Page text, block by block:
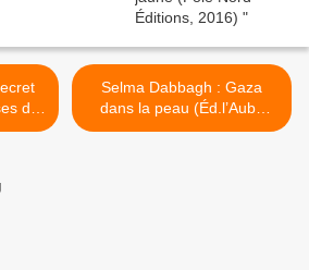
de
Selma Dabbagh : Gaza
dans la peau (Éd.l’Aube
noire, 2017) >